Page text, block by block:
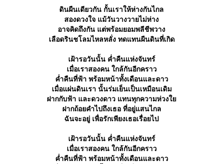
ดินผืนเดียวกัน กั้นเราให้ห่างกันไกล
สองดวงใจ แม้วันวางวายไม่ห่าง
อาจคิดถึงกัน แต่พร้อมยอมพลีชีพวาง
เลือดรินชโลมไหลหลั่ง ทดแทนผืนดินที่เกิด
เฝ้ารอวันนั้น ค่ำคืนแห่งจันทร์
เมื่อเราสองคน ใกล้กันอีกคราว
ค่ำคืนที่ฟ้า พร้อมหน้าทั้งเดือนและดาว
เมื่อแผ่นดินเรา นั้นร่มเย็นเป็นเหมือนเดิม
ฝากกับฟ้า และดวงดาว แทนทุกความห่วง
ฝากถ้อยคำไปถึงเธอ ที่อยู่แสนไกล
ฉันจะอยู่ เพื่อรักเพียงเธอเรื่อยไป
เฝ้ารอวันนั้น ค่ำคืนแห่งจันทร์
เมื่อเราสองคน ใกล้กันอีกคราว
ค่ำคืนที่ฟ้า พร้อมหน้าทั้งเดือนและดาว